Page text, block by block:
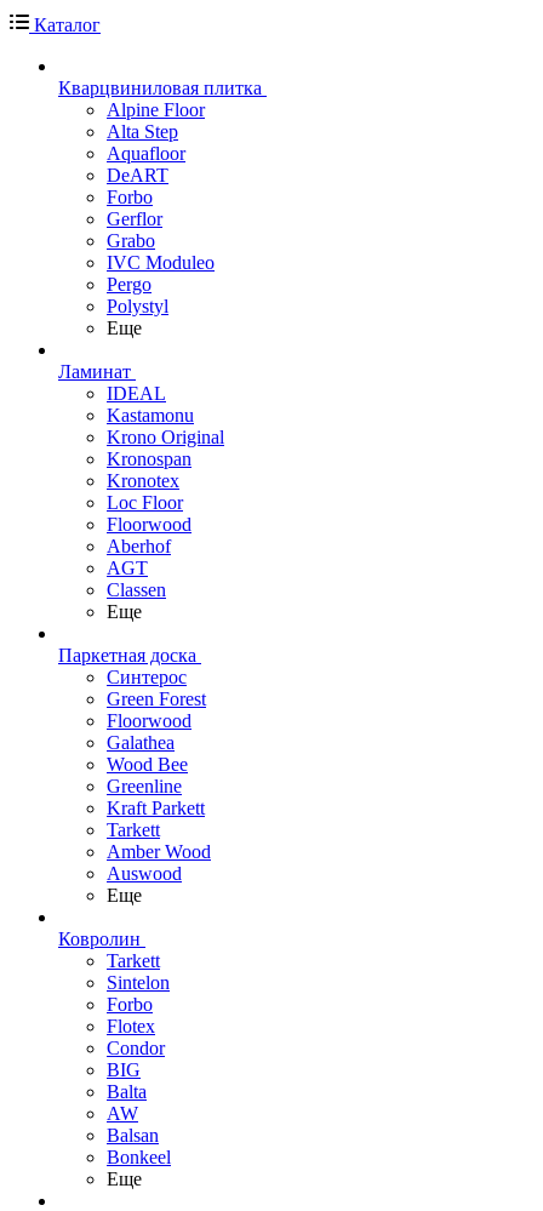
Каталог
Кварцвиниловая плитка
Alpine Floor
Alta Step
Aquafloor
DeART
Forbo
Gerflor
Grabo
IVC Moduleo
Pergo
Polystyl
Еще
Ламинат
IDEAL
Kastamonu
Krono Original
Kronospan
Kronotex
Loc Floor
Floorwood
Aberhof
AGT
Classen
Еще
Паркетная доска
Синтерос
Green Forest
Floorwood
Galathea
Wood Bee
Greenline
Kraft Parkett
Tarkett
Amber Wood
Auswood
Еще
Ковролин
Tarkett
Sintelon
Forbo
Flotex
Condor
BIG
Balta
AW
Balsan
Bonkeel
Еще